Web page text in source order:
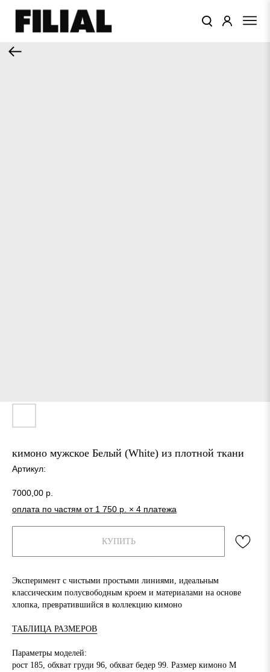
кимоно мужское Белый (White) из плотной ткани
Артикул:
7000,00 р.
оплата по частям от 1 750 р. × 4 платежа
КУПИТЬ
Эксперимент с чистыми простыми линиями, идеальным
классическим полусвободным кроем и материалами на основе
хлопка, превратившийся в коллекцию кимоно
ТАБЛИЦА РАЗМЕРОВ
Параметры моделей:
рост 185, обхват груди 96, обхват бедер 99. Размер кимоно M